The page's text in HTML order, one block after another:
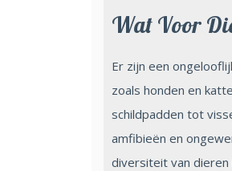
Wat Voor
Er zijn een
zoals honden en
schildpadden tot
amfibieën en
diversiteit van